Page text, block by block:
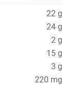
22 g
24 g
2 g
15 g
3 g
220 mg